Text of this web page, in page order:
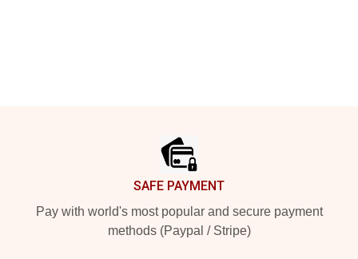
SAFE PAYMENT
Pay with world's most popular and secure payment
methods (Paypal / Stripe)